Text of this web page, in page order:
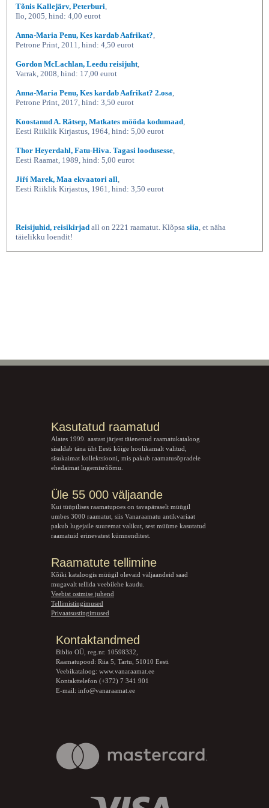
Tõnis Kallejärv, Peterburi
Ilo, 2005, hind: 4,00 eurot
Anna-Maria Penu, Kes kardab Aafrikat?
Petrone Print, 2011, hind: 4,50 eurot
Gordon McLachlan, Leedu reisijuht
Varrak, 2008, hind: 17,00 eurot
Anna-Maria Penu, Kes kardab Aafrikat? 2.osa
Petrone Print, 2017, hind: 3,50 eurot
Koostanud A. Rätsep, Matkates mööda kodumaad
Eesti Riiklik Kirjastus, 1964, hind: 5,00 eurot
Thor Heyerdahl, Fatu-Hiva. Tagasi loodusesse
Eesti Raamat, 1989, hind: 5,00 eurot
Jiří Marek, Maa ekvaatori all
Eesti Riiklik Kirjastus, 1961, hind: 3,50 eurot
Reisijuhid, reisikirjad all on 2221 raamatut. Klõpsa siia , et näha
täielikku loendit!
Kasutatud raamatud
Alates 1999. aastast järjest täienenud raamatukataloog
sisaldab täna üht Eesti kõige hoolikamalt valitud,
sisukaimat kollektsiooni, mis pakub raamatusõpradele
ehedaimat lugemisrõõmu.
Üle 55 000 väljaande
Kui tüüpilises raamatupoes on tavapäraselt müügil
umbes 3000 raamatut, siis Vanaraamatu antikvariaat
pakub lugejaile suuremat valikut, sest müüme kasutatud
raamatuid erinevatest kümnenditest.
Raamatute tellimine
Kõiki kataloogis müügil olevaid väljaandeid saad
mugavalt tellida veebilehe kaudu.
Veebist ostmise juhend
Tellimistingimused
Privaatsustingimused
Kontaktandmed
Biblio OÜ, reg.nr. 10598332,
Raamatupood: Riia 5, Tartu, 51010 Eesti
Veebikataloog: www.vanaraamat.ee
Kontakttelefon (+372) 7 341 901
E-mail: info@vanaraamat.ee